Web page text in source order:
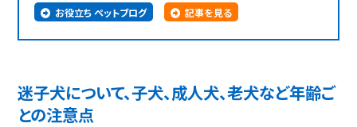
お役立ち ペットブログ 記事を見る
迷子犬について、子犬、成人犬、老犬など年齢ご
との注意点